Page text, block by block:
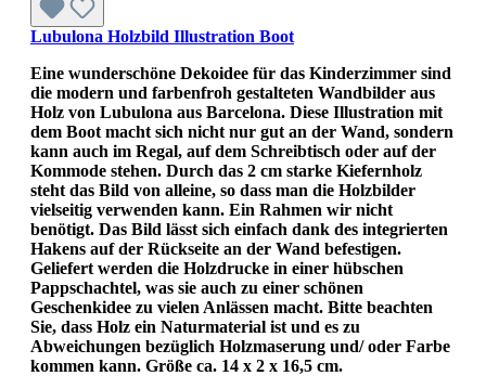
Lubulona Holzbild Illustration Boot
Eine wunderschöne Dekoidee für das Kinderzimmer sind
die modern und farbenfroh gestalteten Wandbilder aus
Holz von Lubulona aus Barcelona. Diese Illustration mit
dem Boot macht sich nicht nur gut an der Wand, sondern
kann auch im Regal, auf dem Schreibtisch oder auf der
Kommode stehen. Durch das 2 cm starke Kiefernholz
steht das Bild von alleine, so dass man die Holzbilder
vielseitig verwenden kann. Ein Rahmen wir nicht
benötigt. Das Bild lässt sich einfach dank des integrierten
Hakens auf der Rückseite an der Wand befestigen.
Geliefert werden die Holzdrucke in einer hübschen
Pappschachtel, was sie auch zu einer schönen
Geschenkidee zu vielen Anlässen macht. Bitte beachten
Sie, dass Holz ein Naturmaterial ist und es zu
Abweichungen bezüglich Holzmaserung und/ oder Farbe
kommen kann. Größe ca. 14 x 2 x 16,5 cm.